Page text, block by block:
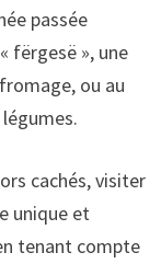
passée
fërgesë », une
ou au
cachés, visiter
unique et
tenant compte